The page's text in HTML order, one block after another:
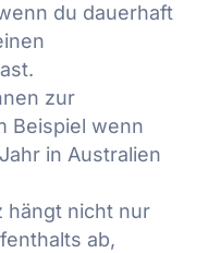
du dauerhaft
zur
Beispiel wenn
in Australien
hängt nicht nur
ab,